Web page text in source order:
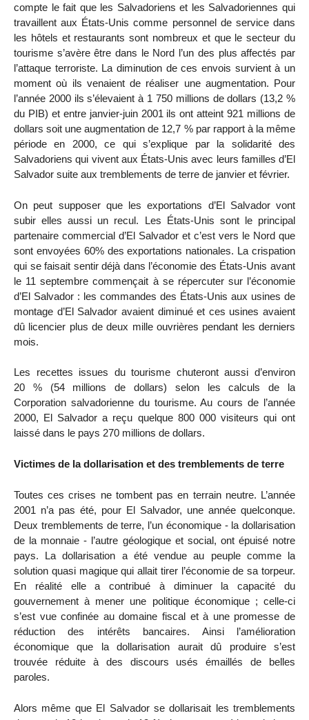
compte le fait que les Salvadoriens et les Salvadoriennes qui
travaillent aux États-Unis comme personnel de service dans
les hôtels et restaurants sont nombreux et que le secteur du
tourisme s’avère être dans le Nord l’un des plus affectés par
l’attaque terroriste. La diminution de ces envois survient à un
moment où ils venaient de réaliser une augmentation. Pour
l’année 2000 ils s’élevaient à 1 750 millions de dollars (13,2 %
du PIB) et entre janvier-juin 2001 ils ont atteint 921 millions de
dollars soit une augmentation de 12,7 % par rapport à la même
période en 2000, ce qui s’explique par la solidarité des
Salvadoriens qui vivent aux États-Unis avec leurs familles d’El
Salvador suite aux tremblements de terre de janvier et février.
On peut supposer que les exportations d’El Salvador vont
subir elles aussi un recul. Les États-Unis sont le principal
partenaire commercial d’El Salvador et c’est vers le Nord que
sont envoyées 60% des exportations nationales. La crispation
qui se faisait sentir déjà dans l’économie des États-Unis avant
le 11 septembre commençait à se répercuter sur l’économie
d’El Salvador : les commandes des États-Unis aux usines de
montage d’El Salvador avaient diminué et ces usines avaient
dû licencier plus de deux mille ouvrières pendant les derniers
mois.
Les recettes issues du tourisme chuteront aussi d’environ
20 % (54 millions de dollars) selon les calculs de la
Corporation salvadorienne du tourisme. Au cours de l’année
2000, El Salvador a reçu quelque 800 000 visiteurs qui ont
laissé dans le pays 270 millions de dollars.
Victimes de la dollarisation et des tremblements de terre
Toutes ces crises ne tombent pas en terrain neutre. L’année
2001 n’a pas été, pour El Salvador, une année quelconque.
Deux tremblements de terre, l’un économique - la dollarisation
de la monnaie - l’autre géologique et social, ont épuisé notre
pays. La dollarisation a été vendue au peuple comme la
solution quasi magique qui allait tirer l’économie de sa torpeur.
En réalité elle a contribué à diminuer la capacité du
gouvernement à mener une politique économique ; celle-ci
s’est vue confinée au domaine fiscal et à une promesse de
réduction des intérêts bancaires. Ainsi l’amélioration
économique que la dollarisation aurait dû produire s’est
trouvée réduite à des discours usés émaillés de belles
paroles.
Alors même que El Salvador se dollarisait les tremblements